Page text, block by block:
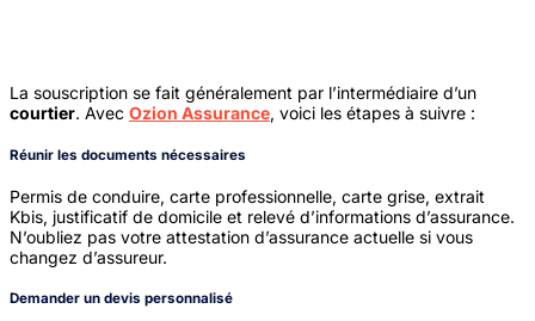
La souscription se fait généralement par l’intermédiaire d’un
courtier. Avec Ozion Assurance, voici les étapes à suivre :
Réunir les documents nécessaires
Permis de conduire, carte professionnelle, carte grise, extrait
Kbis, justificatif de domicile et relevé d’informations d’assurance.
N’oubliez pas votre attestation d’assurance actuelle si vous
changez d’assureur.
Demander un devis personnalisé